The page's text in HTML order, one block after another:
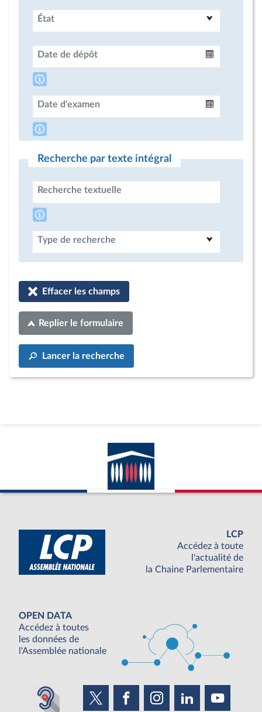
État
Date de dépôt
Date d'examen
Recherche par texte intégral
Recherche textuelle
Type de recherche
Effacer les champs
Replier le formulaire
Lancer la recherche
LCP
Accédez à toute
l'actualité de
la Chaine Parlementaire
OPEN DATA
Accédez à toutes
les données de
l'Assemblée nationale